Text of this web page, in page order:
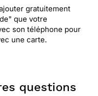
gratuitement
que votre
son téléphone pour
une carte.
questions